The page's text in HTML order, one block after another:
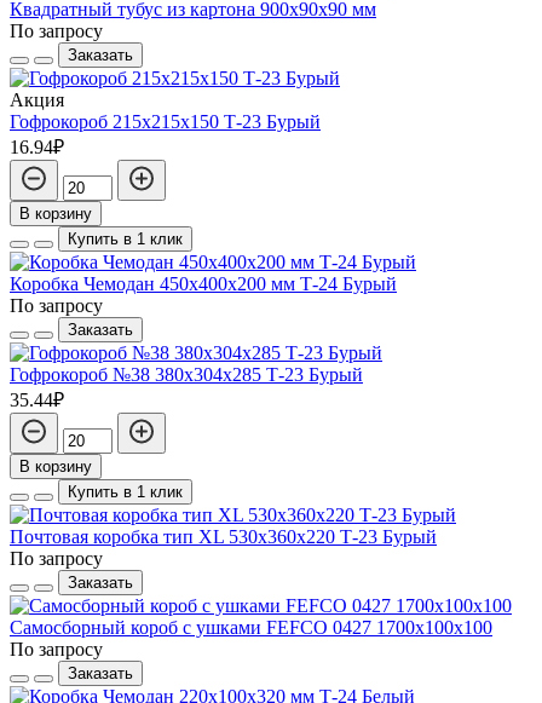
Квадратный тубус из картона 900x90x90 мм
По запросу
Заказать
Акция
Гофрокороб 215х215х150 Т-23 Бурый
16.94₽
В корзину
Купить в 1 клик
Коробка Чемодан 450х400х200 мм Т-24 Бурый
По запросу
Заказать
Гофрокороб №38 380х304х285 Т-23 Бурый
35.44₽
В корзину
Купить в 1 клик
Почтовая коробка тип XL 530х360х220 Т-23 Бурый
По запросу
Заказать
Самосборный короб с ушками FEFCO 0427 1700х100х100
По запросу
Заказать